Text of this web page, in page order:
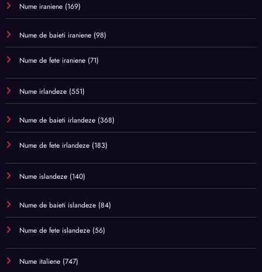
Nume iraniene (169)
Nume de baieti iraniene (98)
Nume de fete iraniene (71)
Nume irlandeze (551)
Nume de baieti irlandeze (368)
Nume de fete irlandeze (183)
Nume islandeze (140)
Nume de baieti islandeze (84)
Nume de fete islandeze (56)
Nume italiene (747)